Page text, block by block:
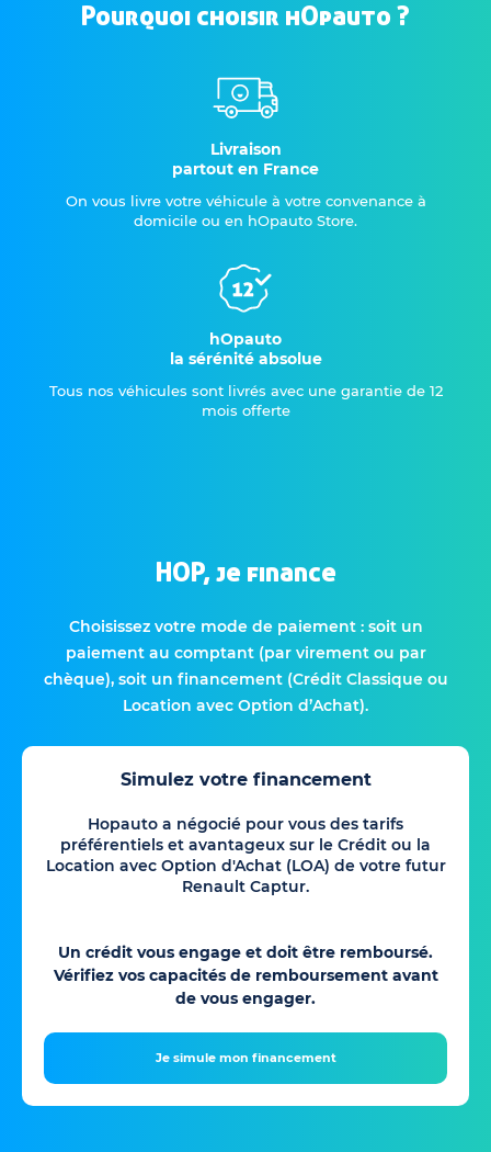
Pourquoi choisir hOpauto ?
Livraison
partout en France
On vous livre votre véhicule à votre convenance à
domicile ou en hOpauto Store.
hOpauto
la sérénité absolue
Tous nos véhicules sont livrés avec une garantie de 12
mois offerte
HOP, je finance
Choisissez votre mode de paiement : soit un
paiement au comptant (par virement ou par
chèque), soit un financement (Crédit Classique ou
Location avec Option d’Achat).
Simulez votre financement
Hopauto a négocié pour vous des tarifs
préférentiels et avantageux sur le Crédit ou la
Location avec Option d'Achat (LOA) de votre futur
Renault Captur.
Un crédit vous engage et doit être remboursé.
Vérifiez vos capacités de remboursement avant
de vous engager.
Je simule mon financement